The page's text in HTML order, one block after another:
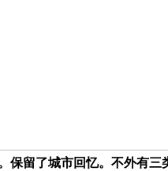
保留了城市回忆。不外有